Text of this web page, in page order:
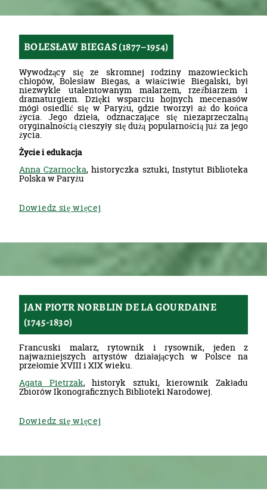
BOLESŁAW BIEGAS (1877–1954)
Wywodzący się ze skromnej rodziny mazowieckich
chłopów, Bolesław Biegas, a właściwie Biegalski, był
niezwykle utalentowanym malarzem, rzeźbiarzem i
dramaturgiem. Dzięki wsparciu hojnych mecenasów
mógł osiedlić się w Paryżu, gdzie tworzył aż do końca
życia. Jego dzieła, odznaczające się niezaprzeczalną
oryginalnością cieszyły się dużą popularnością już za jego
życia.
Życie i edukacja
Anna Czarnocka, historyczka sztuki, Instytut Biblioteka
Polska w Paryżu
Dowiedz się więcej
JAN PIOTR NORBLIN DE LA GOURDAINE
(1745-1830)
Francuski malarz, rytownik i rysownik, jeden z
najważniejszych artystów działających w Polsce na
przełomie XVIII i XIX wieku.
Agata Pietrzak, historyk sztuki, kierownik Zakładu
Zbiorów Ikonograficznych Biblioteki Narodowej.
Dowiedz się więcej